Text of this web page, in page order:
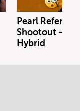
Pearl
Shootout –
Hybrid